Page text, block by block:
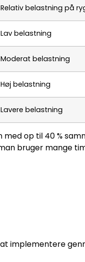
Relativ belastning på
Lav belastning
Moderat belastning
Høj belastning
Lavere belastning
op til 40 %
bruger mange
implementere